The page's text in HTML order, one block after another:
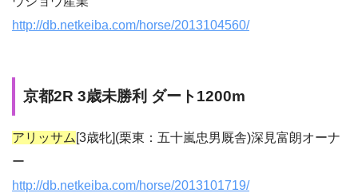
http://db.netkeiba.com/horse/2013104560/
京都2R 3歳未勝利 ダート1200m
アリッサム [3歳牝](栗東：五十嵐忠男厩舎)深見富朗オーナ
ー
http://db.netkeiba.com/horse/2013101719/